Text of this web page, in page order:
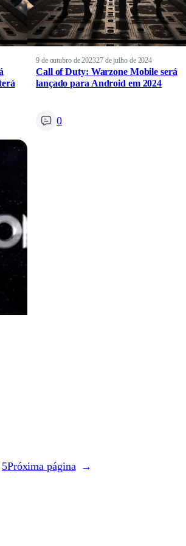
9 de outubro de 202327 de julho de 2024
Call of Duty: Warzone Mobile será
lançado para Android em 2024
0
5Próxima página →